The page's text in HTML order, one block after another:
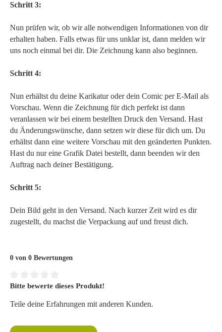
Schritt 3:
Nun prüfen wir, ob wir alle notwendigen Informationen von dir
erhalten haben. Falls etwas für uns unklar ist, dann melden wir
uns noch einmal bei dir. Die Zeichnung kann also beginnen.
Schritt 4:
Nun erhältst du deine Karikatur oder dein Comic per E-Mail als
Vorschau. Wenn die Zeichnung für dich perfekt ist dann
veranlassen wir bei einem bestellten Druck den Versand. Hast
du Änderungswünsche, dann setzen wir diese für dich um. Du
erhältst dann eine weitere Vorschau mit den geänderten Punkten.
Hast du nur eine Grafik Datei bestellt, dann beenden wir den
Auftrag nach deiner Bestätigung.
Schritt 5:
Dein Bild geht in den Versand. Nach kurzer Zeit wird es dir
zugestellt, du machst die Verpackung auf und freust dich.
0 von 0 Bewertungen
Durchschnittliche Bewertung von 0 von 5 Sternen
Bitte bewerte dieses Produkt!
Teile deine Erfahrungen mit anderen Kunden.